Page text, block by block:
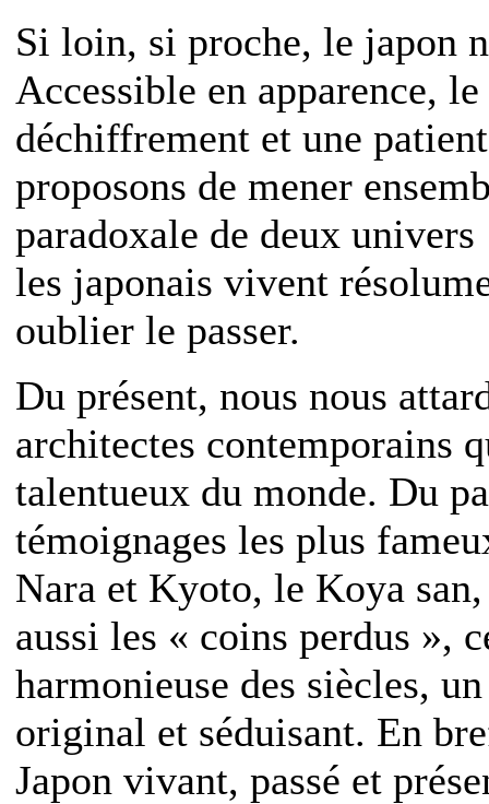
Si loin, si proche, le japon
Accessible en apparence,
déchiffrement et une
proposons de mener
paradoxale de deux
les japonais vivent
oublier le passer.
Du présent, nous nous
architectes contemporains
talentueux du monde. Du
témoignages les plus
Nara et Kyoto, le Koya
aussi les « coins perdus »,
harmonieuse des siècles,
original et séduisant. En
Japon vivant, passé et